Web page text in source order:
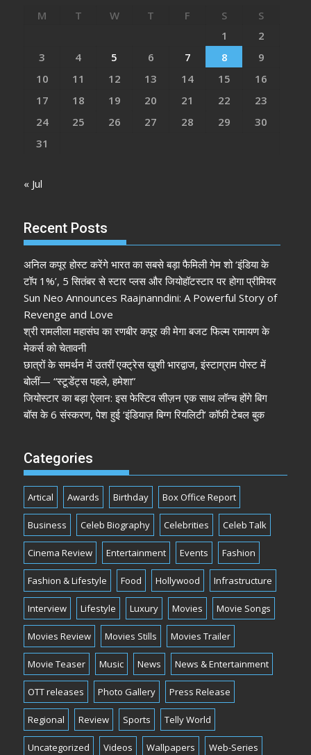
M T W T F S
S
1
2
3
4 5 6 7 8
9
10
11 12 13 14 15
16
17
18 19 20 21 22
23
24
25 26 27 28 29
30
31
« Jul
Recent Posts
अनिल कपूर होस्ट करेंगे भारत का सबसे बड़ा फैमिली गेम शो ‘इंडिया के
टॉप 1%’, 5 सितंबर से स्टार प्लस और जियोहॉटस्टार पर होगा प्रीमियर
Sun Neo Announces Raajnanndini: A Powerful Story of
Revenge and Love
श्री रामलीला महासंघ का रणबीर कपूर की मेगा बजट फिल्म रामायण के
मेकर्स को चेतावनी
छात्रों के समर्थन में उतरीं एक्ट्रेस खुशी भारद्वाज, इंस्टाग्राम पोस्ट में
बोलीं— “स्टूडेंट्स पहले, हमेशा”
जियोस्टार का बड़ा ऐलान: इस फेस्टिव सीज़न एक साथ लॉन्च होंगे बिग
बॉस के 6 संस्करण, पेश हुई ‘इंडियाज़ बिग्ग रियलिटी’ कॉफी टेबल बुक
Categories
Artical Awards Birthday Box Office Report
Business Celeb Biography Celebrities Celeb Talk
Cinema Review Entertainment Events Fashion
Fashion & Lifestyle Food Hollywood Infrastructure
Interview Lifestyle Luxury Movies Movie Songs
Movies Review Movies Stills Movies Trailer
Movie Teaser Music News News & Entertainment
OTT releases Photo Gallery Press Release
Regional Review Sports Telly World
Uncategorized Videos Wallpapers Web-Series